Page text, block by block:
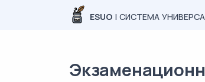
ESUO | СИСТЕМА